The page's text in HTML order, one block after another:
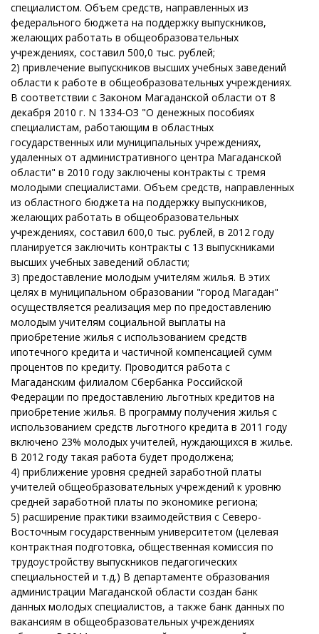
специалистом. Объем средств, направленных из
федерального бюджета на поддержку выпускников,
желающих работать в общеобразовательных
учреждениях, составил 500,0 тыс. рублей;
2) привлечение выпускников высших учебных заведений
области к работе в общеобразовательных учреждениях.
В соответствии с Законом Магаданской области от 8
декабря 2010 г. N 1334-ОЗ "О денежных пособиях
специалистам, работающим в областных
государственных или муниципальных учреждениях,
удаленных от административного центра Магаданской
области" в 2010 году заключены контракты с тремя
молодыми специалистами. Объем средств, направленных
из областного бюджета на поддержку выпускников,
желающих работать в общеобразовательных
учреждениях, составил 600,0 тыс. рублей, в 2012 году
планируется заключить контракты с 13 выпускниками
высших учебных заведений области;
3) предоставление молодым учителям жилья. В этих
целях в муниципальном образовании "город Магадан"
осуществляется реализация мер по предоставлению
молодым учителям социальной выплаты на
приобретение жилья с использованием средств
ипотечного кредита и частичной компенсацией сумм
процентов по кредиту. Проводится работа с
Магаданским филиалом Сбербанка Российской
Федерации по предоставлению льготных кредитов на
приобретение жилья. В программу получения жилья с
использованием средств льготного кредита в 2011 году
включено 23% молодых учителей, нуждающихся в жилье.
В 2012 году такая работа будет продолжена;
4) приближение уровня средней заработной платы
учителей общеобразовательных учреждений к уровню
средней заработной платы по экономике региона;
5) расширение практики взаимодействия с Северо-
Восточным государственным университетом (целевая
контрактная подготовка, общественная комиссия по
трудоустройству выпускников педагогических
специальностей и т.д.) В департаменте образования
администрации Магаданской области создан банк
данных молодых специалистов, а также банк данных по
вакансиям в общеобразовательных учреждениях